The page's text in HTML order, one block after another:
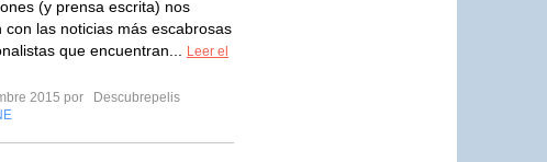
(y prensa escrita) nos
con las noticias más escabrosas
que encuentran...
Leer el
2015 por
Descubrepelis